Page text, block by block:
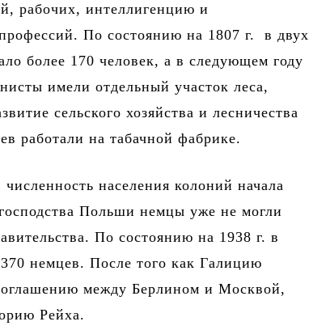
рабочих, интеллигенцию и
По состоянию на 1807 г. в двух
более 170 человек, а в следующем году
имели отдельный участок леса,
сельского хозяйства и лесничества
работали на табачной фабрике.
населения колоний начала
Польши немцы уже не могли
По состоянию на 1938 г. в
немцев. После того как Галицию
между Берлином и Москвой,
Рейха.